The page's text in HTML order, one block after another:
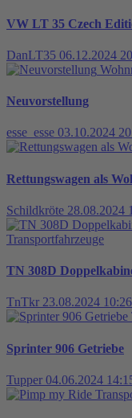
VW LT 35 Czech
DanLT35 06.12.2024
Neuvorstellung
esse_esse 03.10.2024
Rettungswagen als
Schildkröte 28.08.2024
Transportfahrzeuge
TN 308D
TnTkr 23.08.2024
Sprinter 906 Getriebe
Tupper 04.06.2024